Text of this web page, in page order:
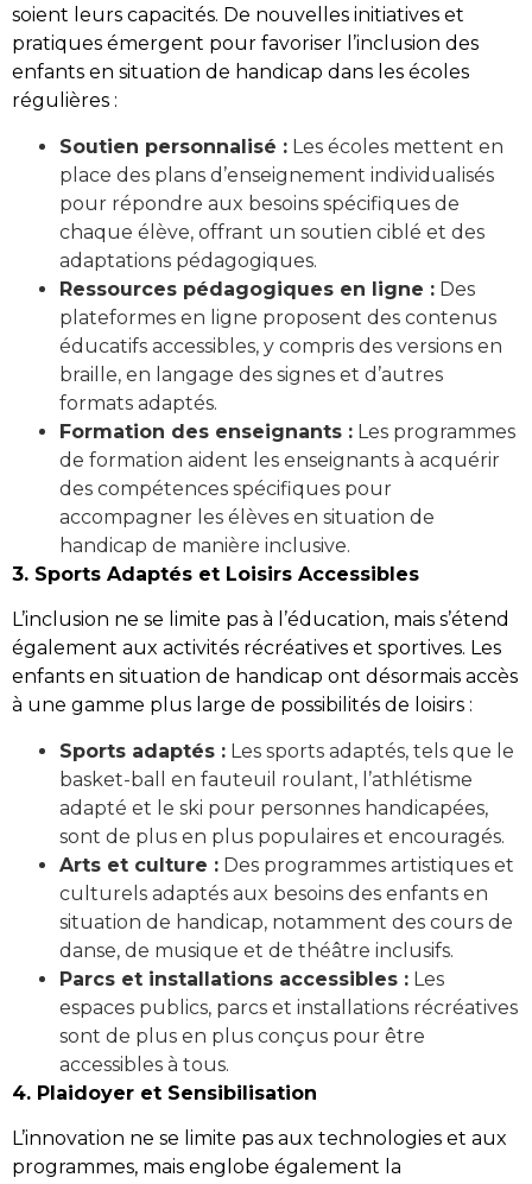
soient leurs capacités. De nouvelles initiatives et
pratiques émergent pour favoriser l’inclusion des
enfants en situation de handicap dans les écoles
régulières :
Soutien personnalisé : Les écoles mettent en
place des plans d’enseignement individualisés
pour répondre aux besoins spécifiques de
chaque élève, offrant un soutien ciblé et des
adaptations pédagogiques.
Ressources pédagogiques en ligne : Des
plateformes en ligne proposent des contenus
éducatifs accessibles, y compris des versions en
braille, en langage des signes et d’autres
formats adaptés.
Formation des enseignants : Les programmes
de formation aident les enseignants à acquérir
des compétences spécifiques pour
accompagner les élèves en situation de
handicap de manière inclusive.
3. Sports Adaptés et Loisirs Accessibles
L’inclusion ne se limite pas à l’éducation, mais s’étend
également aux activités récréatives et sportives. Les
enfants en situation de handicap ont désormais accès
à une gamme plus large de possibilités de loisirs :
Sports adaptés : Les sports adaptés, tels que le
basket-ball en fauteuil roulant, l’athlétisme
adapté et le ski pour personnes handicapées,
sont de plus en plus populaires et encouragés.
Arts et culture : Des programmes artistiques et
culturels adaptés aux besoins des enfants en
situation de handicap, notamment des cours de
danse, de musique et de théâtre inclusifs.
Parcs et installations accessibles : Les
espaces publics, parcs et installations récréatives
sont de plus en plus conçus pour être
accessibles à tous.
4. Plaidoyer et Sensibilisation
L’innovation ne se limite pas aux technologies et aux
programmes, mais englobe également la